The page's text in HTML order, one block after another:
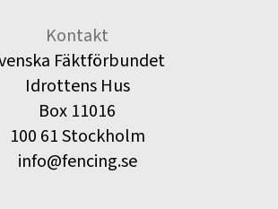
Kontakt
Fäktförbundet
Idrottens Hus
Box 11016
100 61 Stockholm
info@fencing.se